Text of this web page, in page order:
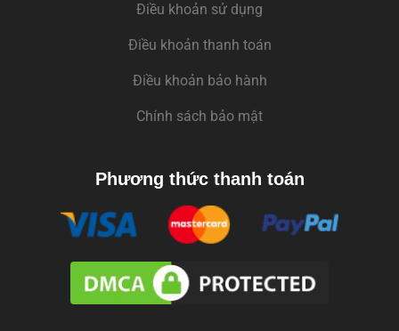
Điều khoản sử dụng
Điều khoản thanh toán
Điều khoản bảo hành
Chính sách bảo mật
Phương thức thanh toán